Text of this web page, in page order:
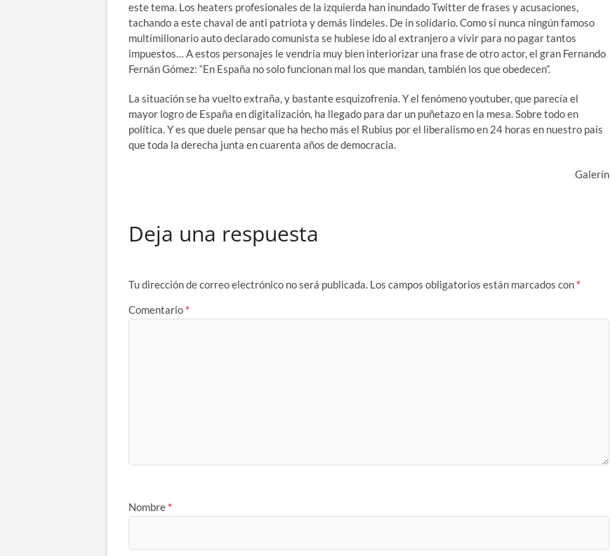
este tema. Los heaters profesionales de la izquierda han inundado Twitter de frases y acusaciones,
tachando a este chaval de anti patriota y demás lindeles. De in solidario. Como si nunca ningún famoso
multimillonario auto declarado comunista se hubiese ido al extranjero a vivir para no pagar tantos
impuestos… A estos personajes le vendría muy bien interiorizar una frase de otro actor, el gran Fernando
Fernán Gómez: “En España no solo funcionan mal los que mandan, también los que obedecen”.
La situación se ha vuelto extraña, y bastante esquizofrenia. Y el fenómeno youtuber, que parecía el
mayor logro de España en digitalización, ha llegado para dar un puñetazo en la mesa. Sobre todo en
política. Y es que duele pensar que ha hecho más el Rubius por el liberalismo en 24 horas en nuestro país
que toda la derecha junta en cuarenta años de democracia.
Galerín
Deja una respuesta
Tu dirección de correo electrónico no será publicada. Los campos obligatorios están marcados con *
Comentario *
Nombre *